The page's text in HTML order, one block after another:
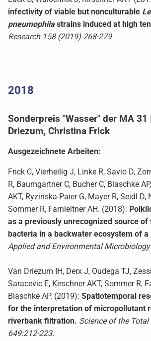
infectivity of viable but nonculturable
pneumophilastrains induced at high
Research 158 (2019) 268-279
2018
Sonderpreis "Wasser" der MA 31
Driezum, Christina Frick
Ausgezeichnete Arbeiten:
Frick C, Vierheilig J, Linke R, Savio D,
R, Baumgartner C, Bucher C, Blaschke
AKT, Ryzinska-Paier G, Mayer R, Seidl D,
Sommer R, Farnleitner AH. (2018):
as a previously unrecognized source
bacteria in a backwater ecosystem of a
Applied and Environmental
Van Driezum IH, Derx J, Oudega TJ,
Saracevic E, Kirschner AKT, Sommer R,
Blaschke AP. (2019): Spatiotemporal
for the interpretation of micropollutant
riverbank filtration. Science of the
649:212-223.